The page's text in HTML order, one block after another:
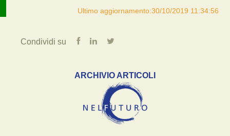
Ultimo aggiornamento:30/10/2019 11:34:56
Condividi su
ARCHIVIO ARTICOLI